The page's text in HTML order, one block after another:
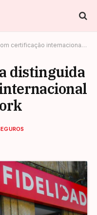
internacional Great Place To Work
distinguida